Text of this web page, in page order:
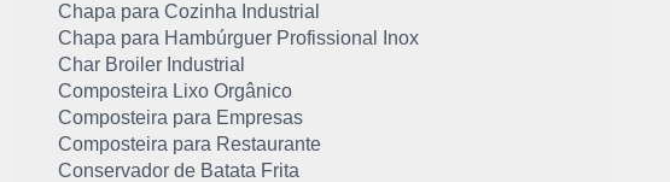
Chapa para Cozinha Industrial
Chapa para Hambúrguer Profissional Inox
Char Broiler Industrial
Composteira Lixo Orgânico
Composteira para Empresas
Composteira para Restaurante
Conservador de Batata Frita